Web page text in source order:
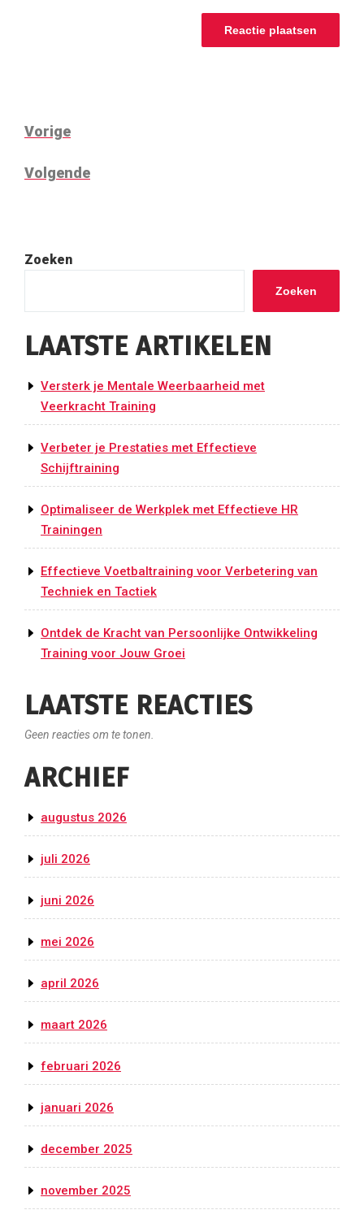
BERICHTNAVIGATIE
Vorig
Vorige
Volgend
Volgende
Zoeken
Zoeken
LAATSTE ARTIKELEN
Versterk je Mentale Weerbaarheid met
Veerkracht Training
Verbeter je Prestaties met Effectieve
Schijftraining
Optimaliseer de Werkplek met Effectieve HR
Trainingen
Effectieve Voetbaltraining voor Verbetering van
Techniek en Tactiek
Ontdek de Kracht van Persoonlijke Ontwikkeling
Training voor Jouw Groei
LAATSTE REACTIES
Geen reacties om te tonen.
ARCHIEF
augustus 2026
juli 2026
juni 2026
mei 2026
april 2026
maart 2026
februari 2026
januari 2026
december 2025
november 2025